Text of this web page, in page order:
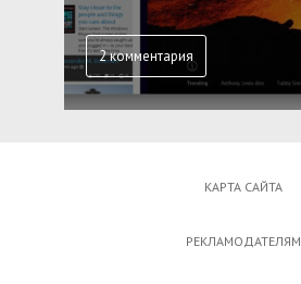
2 комментария
КАРТА САЙТА
РЕКЛАМОДАТЕЛЯМ